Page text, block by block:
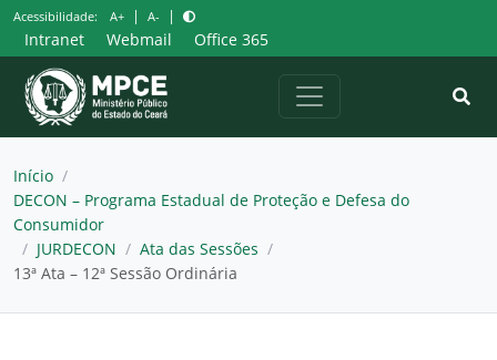
Pular
para
o
conteúdo
Acessibilidade: A+ | A- |
Intranet Webmail Office 365
Início /
DECON – Programa Estadual de Proteção e Defesa do
Consumidor
/ JURDECON / Ata das Sessões /
13ª Ata – 12ª Sessão Ordinária